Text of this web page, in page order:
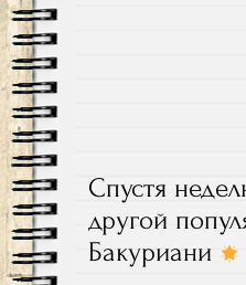
Спустя
другой
Бакуриани